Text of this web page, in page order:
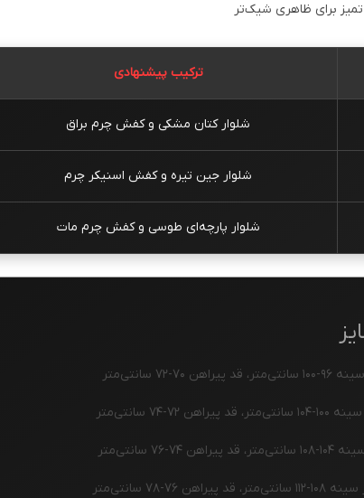
برای ظاهری شیک‌تر
ترکیب پیشنهادی
شلوار کتان مشکی و کفش چرم براق
شلوار جین تیره و کفش اسنیکر چرم
شلوار پارچه‌ای طوسی و کفش چرم مات